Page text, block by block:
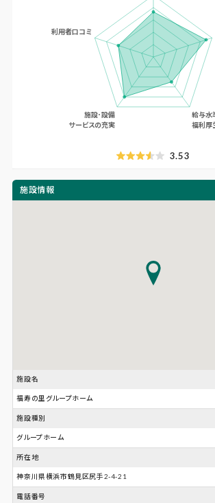
3.53
施設情報
施設名
福寿の里グループホーム
施設種別
グループホーム
所在地
神奈川県横浜市鶴見区尻手2-4-21
電話番号